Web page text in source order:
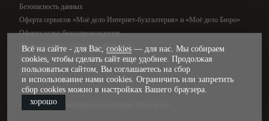
Безопасность данных
Оферта сервисов «Моё дело Интернет-бухгалтерия» и «Моё дело Бюро»
Оферта услуг бухсопровождения
Оферта сервиса «Моё дело Финансы»
Оферта услуг управленческого учёта
Карта сайта
© 2009—2026, интернет-бухгалтерия «Моё дело»
Всё на сайте - для Вас, cookies — для нас. Мы собираем
cookies, чтобы сделать сайт еще удобнее. Продолжая
пользоваться сайтом, Вы соглашаетесь на сбор
и использование нами cookies. Ограничить или запретить
сбор cookies можно в настройках Вашего браузера.
хорошо